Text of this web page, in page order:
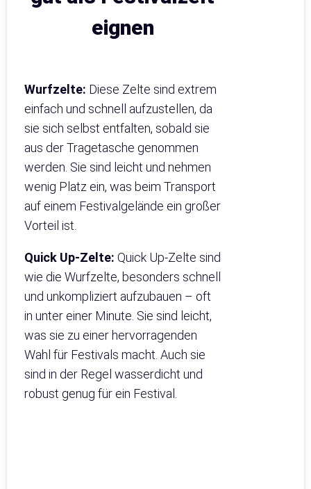
eignen
Wurfzelte: Diese Zelte sind extrem
einfach und schnell aufzustellen, da
sie sich selbst entfalten, sobald sie
aus der Tragetasche genommen
werden. Sie sind leicht und nehmen
wenig Platz ein, was beim Transport
auf einem Festivalgelände ein großer
Vorteil ist.
Quick Up-Zelte: Quick Up-Zelte sind
wie die Wurfzelte, besonders schnell
und unkompliziert aufzubauen – oft
in unter einer Minute. Sie sind leicht,
was sie zu einer hervorragenden
Wahl für Festivals macht. Auch sie
sind in der Regel wasserdicht und
robust genug für ein Festival.